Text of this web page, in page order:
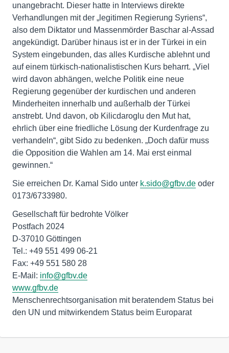
unangebracht. Dieser hatte in Interviews direkte
Verhandlungen mit der „legitimen Regierung Syriens“,
also dem Diktator und Massenmörder Baschar al-Assad
angekündigt. Darüber hinaus ist er in der Türkei in ein
System eingebunden, das alles Kurdische ablehnt und
auf einem türkisch-nationalistischen Kurs beharrt. „Viel
wird davon abhängen, welche Politik eine neue
Regierung gegenüber der kurdischen und anderen
Minderheiten innerhalb und außerhalb der Türkei
anstrebt. Und davon, ob Kilicdaroglu den Mut hat,
ehrlich über eine friedliche Lösung der Kurdenfrage zu
verhandeln“, gibt Sido zu bedenken. „Doch dafür muss
die Opposition die Wahlen am 14. Mai erst einmal
gewinnen.“
Sie erreichen Dr. Kamal Sido unter k.sido@gfbv.de oder
0173/6733980.
Gesellschaft für bedrohte Völker
Postfach 2024
D-37010 Göttingen
Tel.: +49 551 499 06-21
Fax: +49 551 580 28
E-Mail: info@gfbv.de
www.gfbv.de
Menschenrechtsorganisation mit beratendem Status bei
den UN und mitwirkendem Status beim Europarat